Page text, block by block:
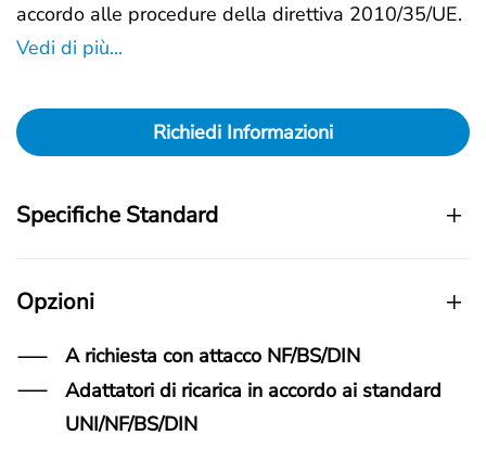
accordo alle procedure della direttiva 2010/35/UE.
Vedi di più...
Richiedi Informazioni
Specifiche Standard
Opzioni
A richiesta con attacco NF/BS/DIN
Adattatori di ricarica in accordo ai standard
UNI/NF/BS/DIN